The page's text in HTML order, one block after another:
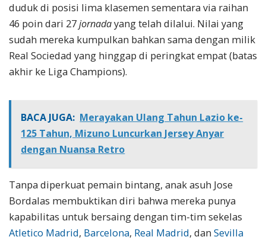
duduk di posisi lima klasemen sementara via raihan
46 poin dari 27jornadayang telah dilalui. Nilai yang
sudah mereka kumpulkan bahkan sama dengan milik
Real Sociedad yang hinggap di peringkat empat (batas
akhir ke Liga Champions).
BACA JUGA: Merayakan Ulang Tahun Lazio ke-
125 Tahun, Mizuno Luncurkan Jersey Anyar
dengan Nuansa Retro
Tanpa diperkuat pemain bintang, anak asuh Jose
Bordalas membuktikan diri bahwa mereka punya
kapabilitas untuk bersaing dengan tim-tim sekelas
Atletico Madrid, Barcelona, Real Madrid, dan Sevilla